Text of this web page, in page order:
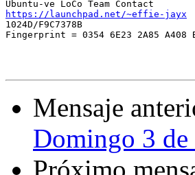
https://launchpad.net/~effie-jayx
1024D/F9C7378B
Fingerprint = 0354 6E23 2A85 A408
Mensaje
Domingo 3